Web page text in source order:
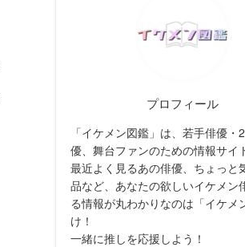
プロフィール
「イケメン図鑑」は、若手俳優・
優、舞台ファンのための情報サイ
最近よく見るあの俳優、ちょっと
品など、あなたの欲しいイケメン
る情報が丸わかりなのは「イケメ
け！
一緒に推しを応援しよう！